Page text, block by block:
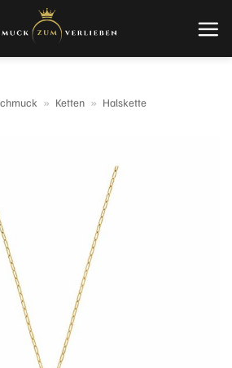
» Ketten » Halskette